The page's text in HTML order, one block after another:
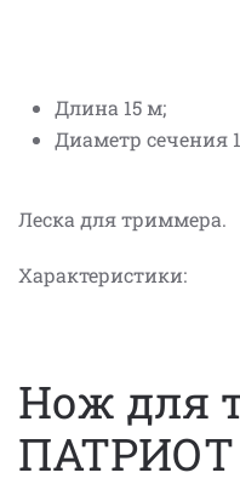
Длина 15 м;
Диаметр сечения
Леска для триммера.
Характеристики:
Нож для
ПАТРИОТ